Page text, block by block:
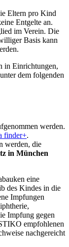
Eltern pro Kind
Entgelte an.
im Verein. Die
Basis kann
in Einrichtungen,
dem folgenden
werden.
finder+.
werden, die
in München
eine
des Kindes in die
Impfungen
Impfung gegen
empfohlenen
nachgereicht